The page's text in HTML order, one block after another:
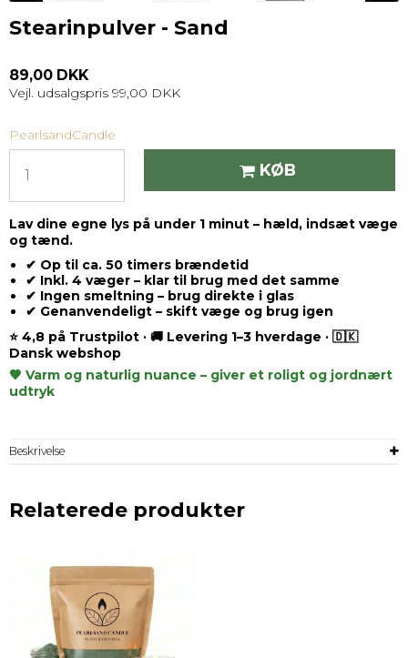
Stearinpulver - Sand
89,00 DKK
Vejl. udsalgspris 99,00 DKK
PearlsandCandle
KØB
Lav dine egne lys på under 1 minut – hæld, indsæt væge
og tænd.
✔ Op til ca. 50 timers brændetid
✔ Inkl. 4 væger – klar til brug med det samme
✔ Ingen smeltning – brug direkte i glas
✔ Genanvendeligt – skift væge og brug igen
⭐ 4,8 på Trustpilot · 🚚 Levering 1–3 hverdage · 🇩🇰
Dansk webshop
🤎 Varm og naturlig nuance – giver et roligt og jordnært
udtryk
Beskrivelse
Relaterede produkter